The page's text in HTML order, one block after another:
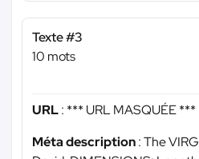
Texte #3
10 mots
URL: *** URL MASQUÉE ***
Méta description: The